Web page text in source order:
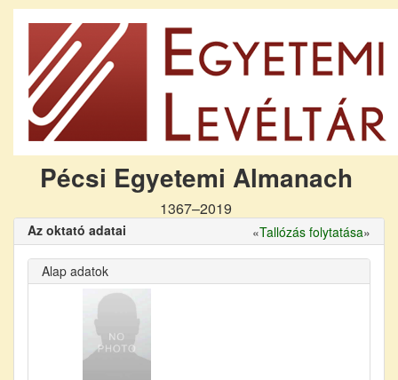
Pécsi Egyetemi Almanach
1367–2019
Az oktató adatai «Tallózás folytatása»
Alap adatok